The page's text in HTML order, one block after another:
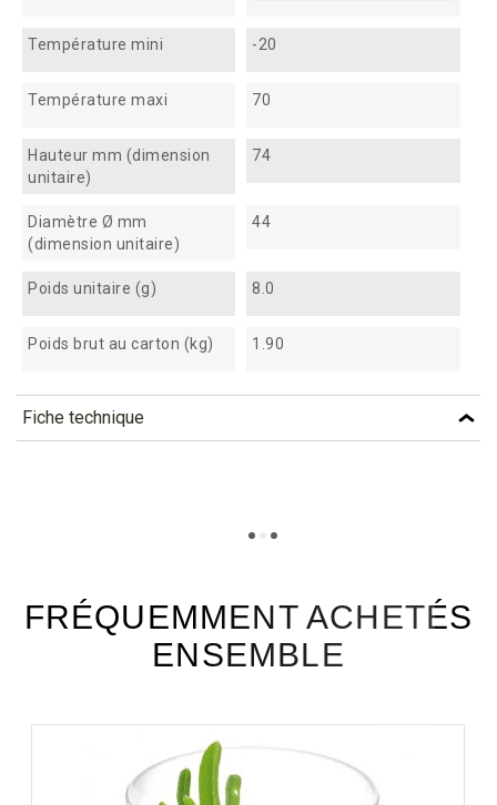
Température mini -20
Température maxi 70
Hauteur mm (dimension
unitaire)
74
Diamètre Ø mm
(dimension unitaire)
44
Poids unitaire (g) 8.0
Poids brut au carton (kg) 1.90
Fiche technique
FRÉQUEMMENT ACHETÉS
ENSEMBLE